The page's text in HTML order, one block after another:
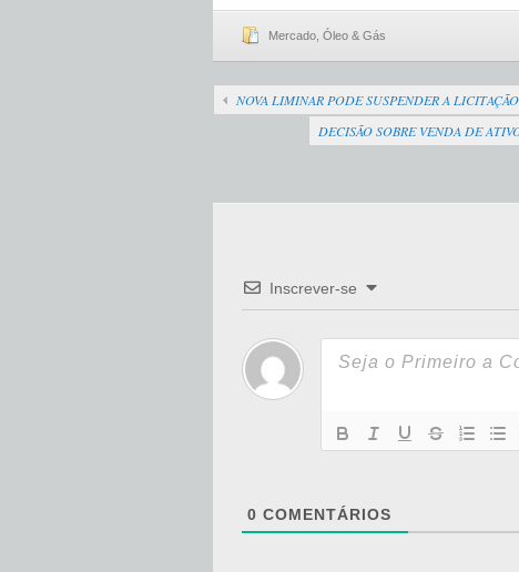
Mercado Óleo & Gás
NOVA LIMINAR PODE SUSPENDER A
DECISÃO SOBRE VENDA DE
Inscrever-se
0 COMENTÁRIOS